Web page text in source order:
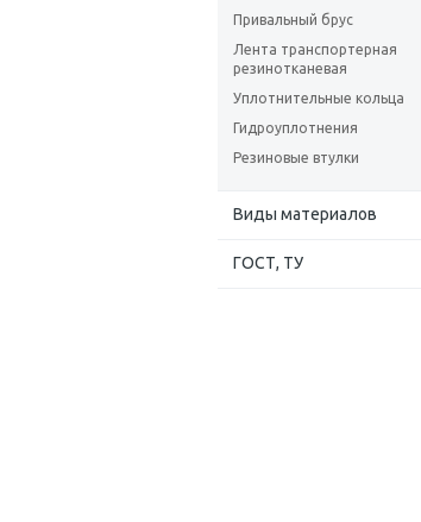
Привальный брус
Лента транспортерная
резинотканевая
Уплотнительные кольца
Гидроуплотнения
Резиновые втулки
Виды материалов
ГОСТ, ТУ